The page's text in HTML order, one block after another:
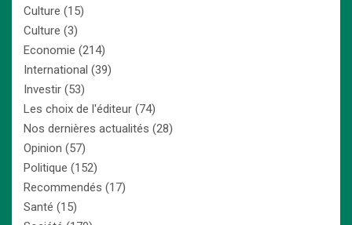
Culture (15)
Culture (3)
Economie (214)
International (39)
Investir (53)
Les choix de l'éditeur (74)
Nos dernières actualités (28)
Opinion (57)
Politique (152)
Recommendés (17)
Santé (15)